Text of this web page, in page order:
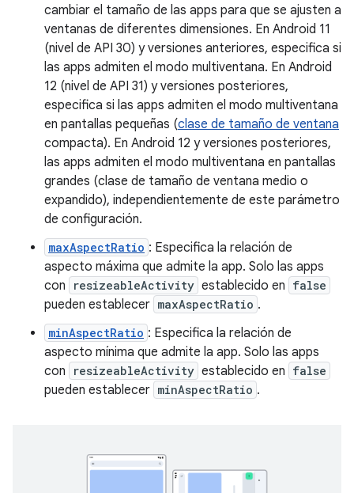
cambiar el tamaño de las apps para que se ajusten a
ventanas de diferentes dimensiones. En Android 11
(nivel de API 30) y versiones anteriores, especifica si
las apps admiten el modo multiventana. En Android
12 (nivel de API 31) y versiones posteriores,
especifica si las apps admiten el modo multiventana
en pantallas pequeñas (clase de tamaño de ventana
compacta). En Android 12 y versiones posteriores,
las apps admiten el modo multiventana en pantallas
grandes (clase de tamaño de ventana medio o
expandido), independientemente de este parámetro
de configuración.
maxAspectRatio : Especifica la relación de
aspecto máxima que admite la app. Solo las apps
con
resizeableActivity establecido en false
pueden establecer maxAspectRatio .
minAspectRatio : Especifica la relación de
aspecto mínima que admite la app. Solo las apps
con
resizeableActivity establecido en false
pueden establecer minAspectRatio .